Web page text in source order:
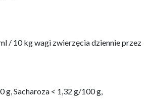
/ 10 kg wagi zwierzęcia dziennie przez
Sacharoza < 1,32 g/100 g,